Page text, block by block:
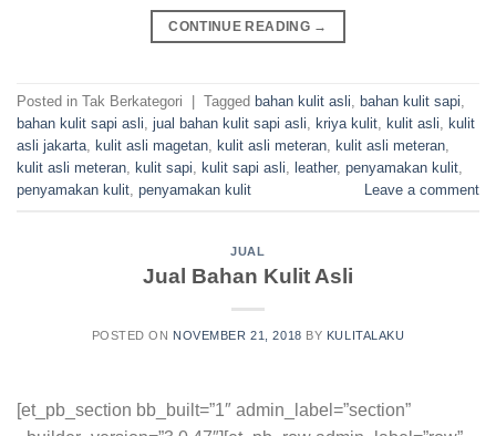
CONTINUE READING →
Posted in Tak Berkategori Tagged bahan kulit asli bahan kulit sapi
bahan kulit sapi asli jual bahan kulit sapi asli kriya kulit kulit asli
kulit
asli jakarta
kulit asli magetan kulit asli meteran kulit asli meteran
kulit asli meteran
kulit sapi kulit sapi asli leather, penyamakan kulit
penyamakan kulit penyamakan kulit Leave a comment
JUAL
Jual Bahan Kulit Asli
POSTED ON NOVEMBER 21, 2018 BY KULITALAKU
[et_pb_section bb_built=”1″ admin_label=”section”